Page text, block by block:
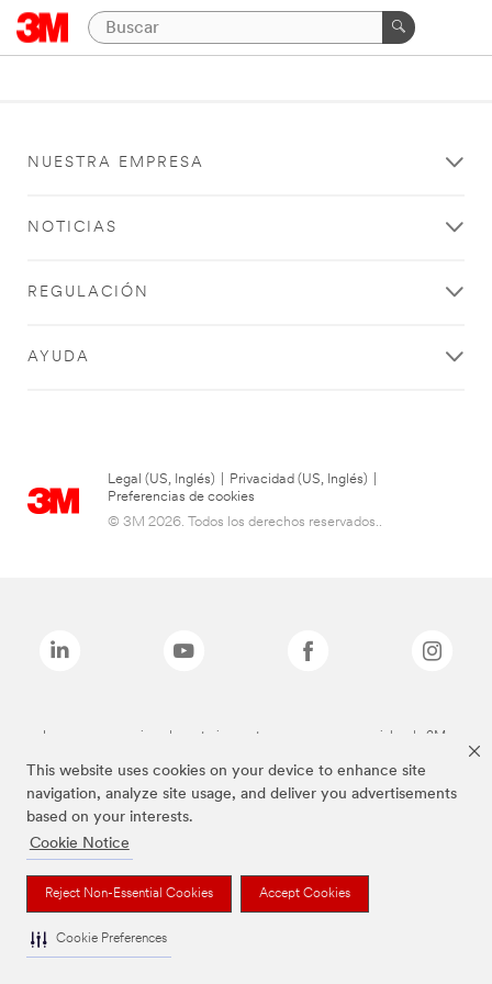
This website uses cookies on your device to enhance site
navigation, analyze site usage, and deliver you advertisements
based on your interests.
Cookie Notice
Reject Non-Essential Cookies Accept Cookies
Cookie Preferences
NUESTRA EMPRESA
NOTICIAS
REGULACIÓN
AYUDA
Legal (US, Inglés) Privacidad (US, Inglés)
Preferencias de cookies
© 3M 2026. Todos los derechos reservados..
Las marcas mencionadas anteriormente son marcas comerciales de 3M.